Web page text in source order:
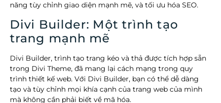
năng tùy chỉnh giao diện mạnh mẽ, và tối ưu hóa SEO.
Divi Builder: Một trình tạo
trang mạnh mẽ
Divi Builder, trình tạo trang kéo và thả được tích hợp sẵn
trong Divi Theme, đã mang lại cách mạng trong quy
trình thiết kế web. Với Divi Builder, bạn có thể dễ dàng
tạo và tùy chỉnh mọi khía cạnh của trang web của mình
mà không cần phải biết về mã hóa.